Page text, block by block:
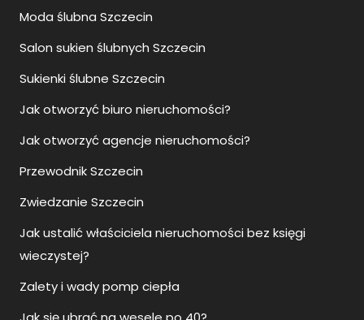
Moda ślubna Szczecin
Salon sukien ślubnych Szczecin
Sukienki ślubne Szczecin
Jak otworzyć biuro nieruchomości?
Jak otworzyć agencje nieruchomości?
Przewodnik Szczecin
Zwiedzanie Szczecin
Jak ustalić właściciela nieruchomości bez księgi
wieczystej?
Zalety i wady pomp ciepła